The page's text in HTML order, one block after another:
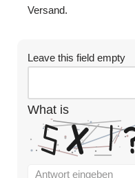
Versand.
Leave this field empty
What is